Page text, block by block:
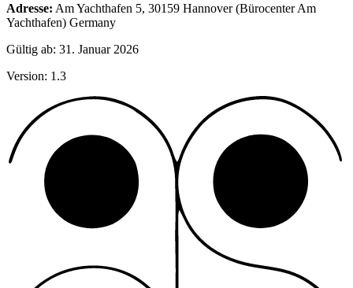
Adresse: Am Yachthafen 5, 30159 Hannover (Bürocenter Am
Yachthafen) Germany
Gültig ab: 31. Januar 2026
Version: 1.3